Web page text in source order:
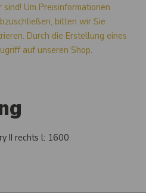
Um Preisinformationen
bitten wir Sie
Durch die Erstellung eines
auf unseren Shop.
II rechts l: 1600